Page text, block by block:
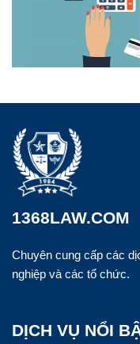
1368LAW.COM
Chuyên cung cấp các
nghiệp và các tổ chức.
DỊCH VỤ NỔI